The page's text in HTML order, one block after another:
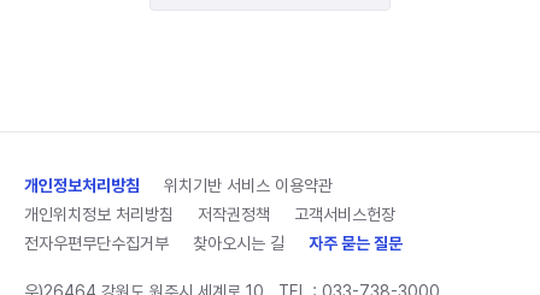
개인정보처리방침
위치기반 서비스 이용약관
개인위치정보 처리방침
저작권정책
고객서비스헌장
전자우편무단수집거부
찾아오시는 길 자주 묻는 질문